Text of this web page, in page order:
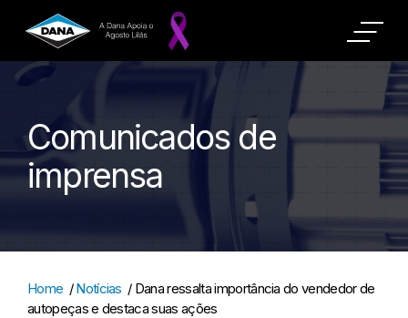
Comunicados de
imprensa
Home /Notícias / Dana ressalta importância do vendedor de
autopeças e destaca suas ações